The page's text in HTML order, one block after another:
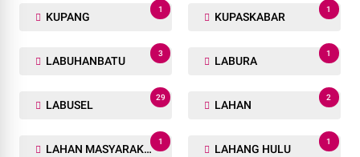
KUPANG
1
KUPASKABAR
1
LABUHANBATU
3
LABURA
1
LABUSEL
29
LAHAN
2
LAHAN MASYARAKAT
1
LAHANG HULU
1